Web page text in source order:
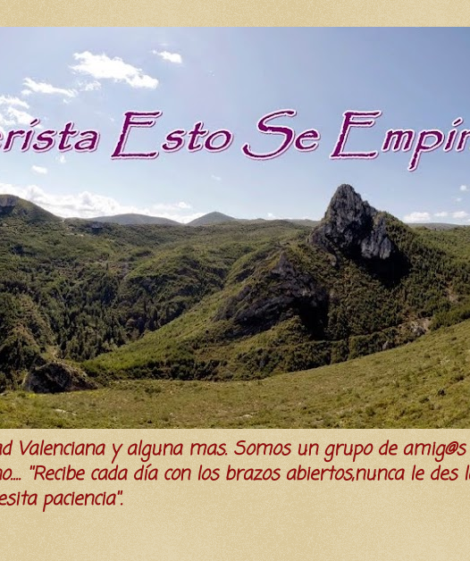
Valenciana y alguna mas. Somos un grupo de
''Recibe cada día con los brazos abiertos,nunca le des
paciencia''.